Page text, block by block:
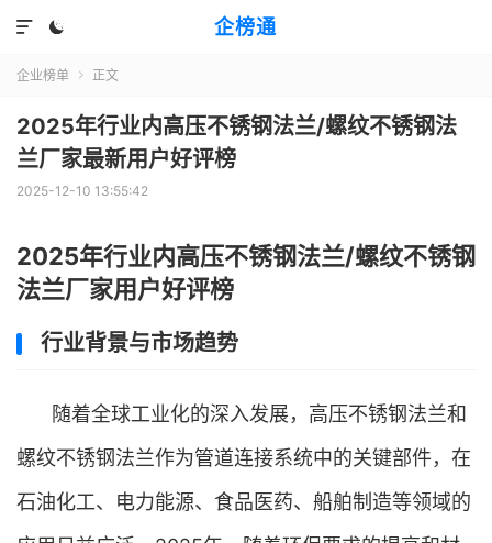
企榜通


企业榜单  正文
2025年行业内高压不锈钢法兰/螺纹不锈钢法
兰厂家最新用户好评榜
2025-12-10 13:55:42
2025年行业内高压不锈钢法兰/螺纹不锈钢
法兰厂家用户好评榜
行业背景与市场趋势
随着全球工业化的深入发展，高压不锈钢法兰和
螺纹不锈钢法兰作为管道连接系统中的关键部件，在
石油化工、电力能源、食品医药、船舶制造等领域的